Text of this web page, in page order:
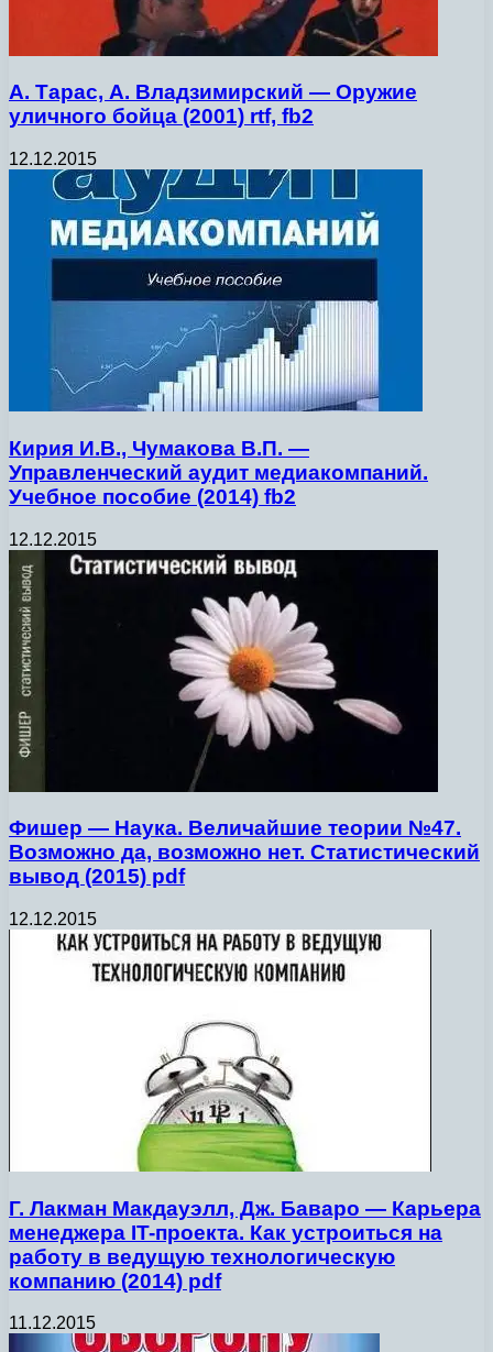
А. Тарас, А. Владзимирский — Оружие
уличного бойца (2001) rtf, fb2
12.12.2015
Кирия И.В., Чумакова В.П. —
Управленческий аудит медиакомпаний.
Учебное пособие (2014) fb2
12.12.2015
Фишер — Наука. Величайшие теории №47.
Возможно да, возможно нет. Статистический
вывод (2015) pdf
12.12.2015
Г. Лакман Макдауэлл, Дж. Баваро — Карьера
менеджера IT-проекта. Как устроиться на
работу в ведущую технологическую
компанию (2014) pdf
11.12.2015